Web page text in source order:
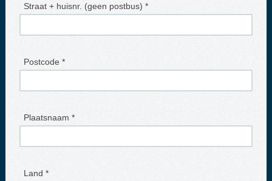
Straat + huisnr. (geen postbus) *
Postcode *
Plaatsnaam *
Land *